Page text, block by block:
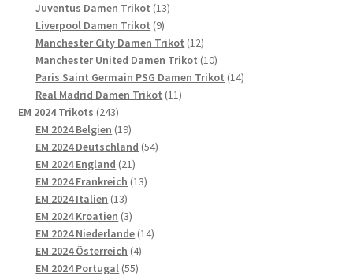
Juventus Damen Trikot 1313
Liverpool Damen Trikot 99
Produkte
Manchester City Damen Trikot 1212
Produkte
Manchester United Damen Trikot 1010
Produkte
Paris Saint Germain PSG Damen Trikot 1414
Real Madrid Damen Trikot 1111
EM 2024 Trikots 243243
Produkte
EM 2024 Belgien 1919
Produkte
EM 2024 Deutschland 5454
EM 2024 England 2121
Produkte
EM 2024 Frankreich 1313
EM 2024 Italien 1313
Produkte
EM 2024 Kroatien 33
Produkte
EM 2024 Niederlande 1414
EM 2024 Österreich 44
EM 2024 Portugal 5555